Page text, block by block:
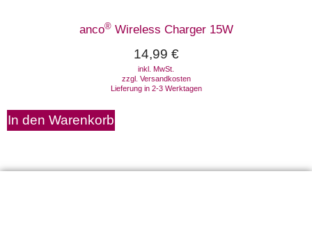
anco®Wireless Charger 15W
14,99 €
inkl. MwSt.
zzgl. Versandkosten
Lieferung in 2-3 Werktagen
In den Warenkorb